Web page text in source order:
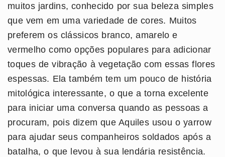
muitos jardins, conhecido por sua beleza simples
que vem em uma variedade de cores. Muitos
preferem os clássicos branco, amarelo e
vermelho como opções populares para adicionar
toques de vibração à vegetação com essas flores
espessas. Ela também tem um pouco de história
mitológica interessante, o que a torna excelente
para iniciar uma conversa quando as pessoas a
procuram, pois dizem que Aquiles usou o yarrow
para ajudar seus companheiros soldados após a
batalha, o que levou à sua lendária resistência.